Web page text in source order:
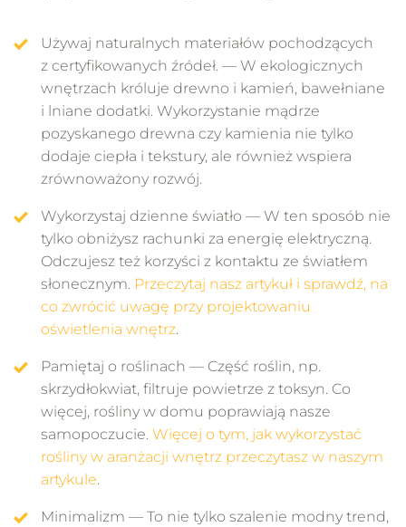
Używaj naturalnych materiałów pochodzących
z certyfikowanych źródeł. — W ekologicznych
wnętrzach króluje drewno i kamień, bawełniane
i lniane dodatki. Wykorzystanie mądrze
pozyskanego drewna czy kamienia nie tylko
dodaje ciepła i tekstury, ale również wspiera
zrównoważony rozwój.
Wykorzystaj dzienne światło — W ten sposób nie
tylko obniżysz rachunki za energię elektryczną.
Odczujesz też korzyści z kontaktu ze światłem
słonecznym. Przeczytaj nasz artykuł i sprawdź, na
co zwrócić uwagę przy projektowaniu
oświetlenia wnętrz.
Pamiętaj o roślinach — Część roślin, np.
skrzydłokwiat, filtruje powietrze z toksyn. Co
więcej, rośliny w domu poprawiają nasze
samopoczucie. Więcej o tym, jak wykorzystać
rośliny w aranżacji wnętrz przeczytasz w naszym
artykule.
Minimalizm — To nie tylko szalenie modny trend,